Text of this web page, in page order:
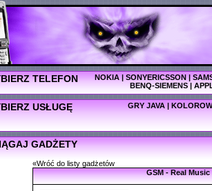
TELEFON NOKIA|SONYERICSSON|
BENQ-SIEMENS|
USŁUGĘ GRY JAVA |
GADŻETY
«Wróć do listy gadżetów
GSM - Real Music